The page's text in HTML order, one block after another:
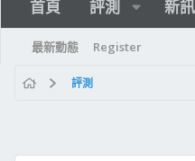
首頁 評測 新訊
最新動態 Register
評測